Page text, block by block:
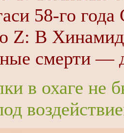
58-го года
Z: В
смерти —
в охаге не